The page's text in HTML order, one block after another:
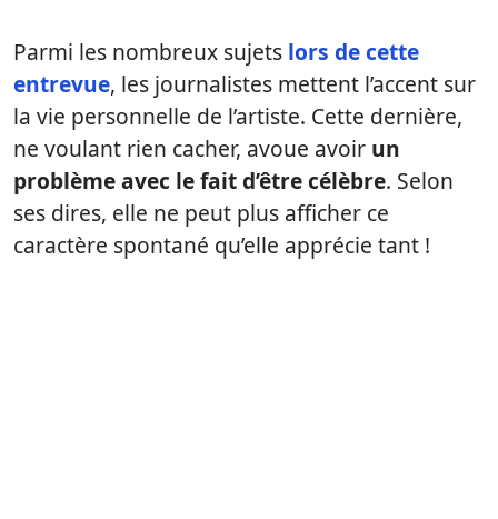
Parmi les nombreux sujets lors de cette
entrevue, les journalistes mettent l’accent sur
la vie personnelle de l’artiste. Cette dernière,
ne voulant rien cacher, avoue avoir un
problème avec le fait d’être célèbre. Selon
ses dires, elle ne peut plus afficher ce
caractère spontané qu’elle apprécie tant !